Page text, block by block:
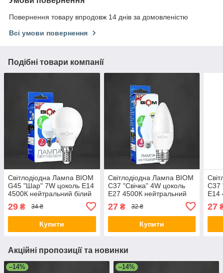
Повернення товару впродовж 14 днів за домовленістю
Всі умови повернення
Подібні товари компанії
Світлодіодна Лампа BIOM
G45 "Шар" 7W цоколь Е14
4500К нейтральний білий
29 ₴ 34 ₴
Купити
Світлодіодна Лампа BIOM
С37 "Свічка" 4W цоколь
Е27 4500К нейтральний
27₴ 32 ₴
Купити
С37
Е14
27
Акційні пропозиції та новинки
–14% –14%